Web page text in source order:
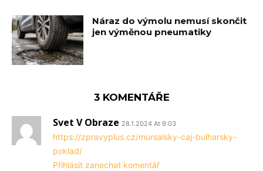
Náraz do výmolu nemusí skončit
jen výměnou pneumatiky
3 KOMENTÁŘE
Svet V Obraze 28.1.2024 At 9:03
https://zpravyplus.cz/mursalsky-caj-bulharsky-
poklad/
Přihlásit zanechat komentář